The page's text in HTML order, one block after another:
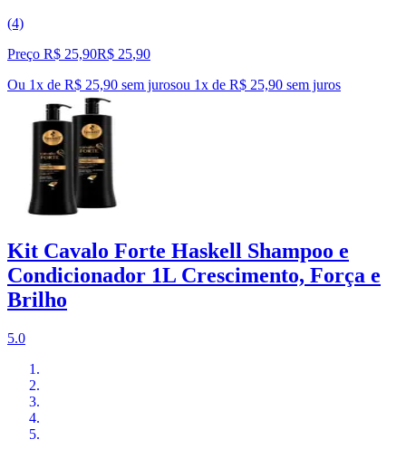
(4)
Preço R$ 25,90R$ 25,90
Ou 1x de R$ 25,90 sem jurosou 1x de R$ 25,90 sem juros
Kit Cavalo Forte Haskell Shampoo e
Condicionador 1L Crescimento, Força e
Brilho
5.0